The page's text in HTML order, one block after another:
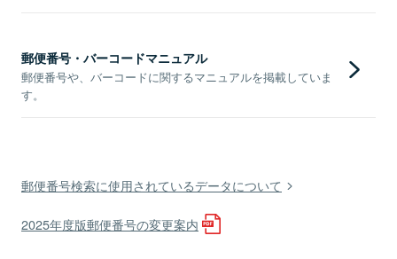
郵便番号・バーコードマニュアル
郵便番号や、バーコードに関するマニュアルを掲載していま
す。
郵便番号検索に使用されているデータについて
2025年度版郵便番号の変更案内